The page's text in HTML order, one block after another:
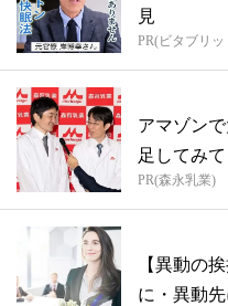
見
PR(ビタブリ
アマゾン
足してみて
PR(森永乳業)
【異動の
に・異動